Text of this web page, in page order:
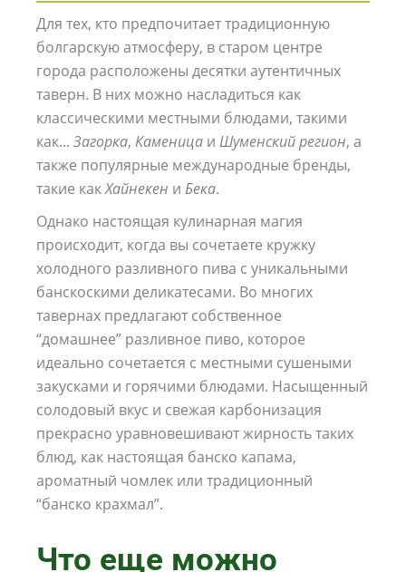
Для тех, кто предпочитает традиционную
болгарскую атмосферу, в старом центре
города расположены десятки аутентичных
таверн. В них можно насладиться как
классическими местными блюдами, такими
как... Загорка, Каменица и Шуменский регион, а
также популярные международные бренды,
такие какХайнекен и Бека.
Однако настоящая кулинарная магия
происходит, когда вы сочетаете кружку
холодного разливного пива с уникальными
банскоскими деликатесами. Во многих
тавернах предлагают собственное
“домашнее” разливное пиво, которое
идеально сочетается с местными сушеными
закусками и горячими блюдами. Насыщенный
солодовый вкус и свежая карбонизация
прекрасно уравновешивают жирность таких
блюд, как настоящая банско капама,
ароматный чомлек или традиционный
“банско крахмал”.
Что еще можно